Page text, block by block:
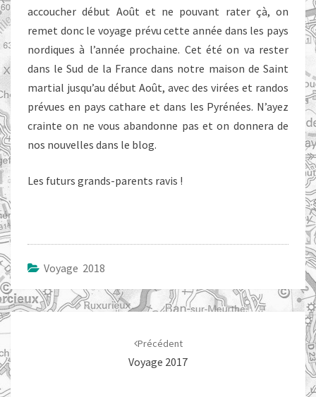
accoucher début Août et ne pouvant rater çà, on
remet donc le voyage prévu cette année dans les pays
nordiques à l’année prochaine. Cet été on va rester
dans le Sud de la France dans notre maison de Saint
martial jusqu’au début Août, avec des virées et randos
prévues en pays cathare et dans les Pyrénées. N’ayez
crainte on ne vous abandonne pas et on donnera de
nos nouvelles dans le blog.
Les futurs grands-parents ravis !
Voyage 2018
Navigation
d'article
Précédent
Voyage 2017